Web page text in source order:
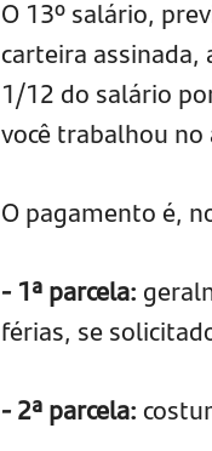
O 13º salário,
carteira assinada,
1/12 do salário
você trabalhou no
O pagamento é,
- 1ª parcela:
férias, se
- 2ª parcela: